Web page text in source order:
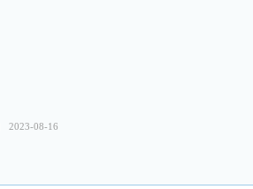
2023-08-16